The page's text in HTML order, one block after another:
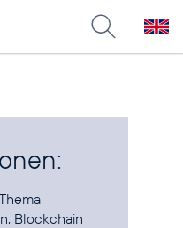
Blockchain